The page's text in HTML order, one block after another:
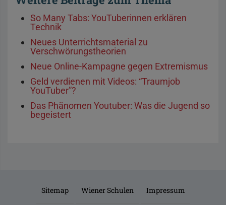
So Many Tabs: YouTuberinnen erklären
Technik
Neues Unterrichtsmaterial zu
Verschwörungstheorien
Neue Online-Kampagne gegen Extremismus
Geld verdienen mit Videos: “Traumjob
YouTuber”?
Das Phänomen Youtuber: Was die Jugend so
begeistert
Sitemap Wiener Schulen Impressum